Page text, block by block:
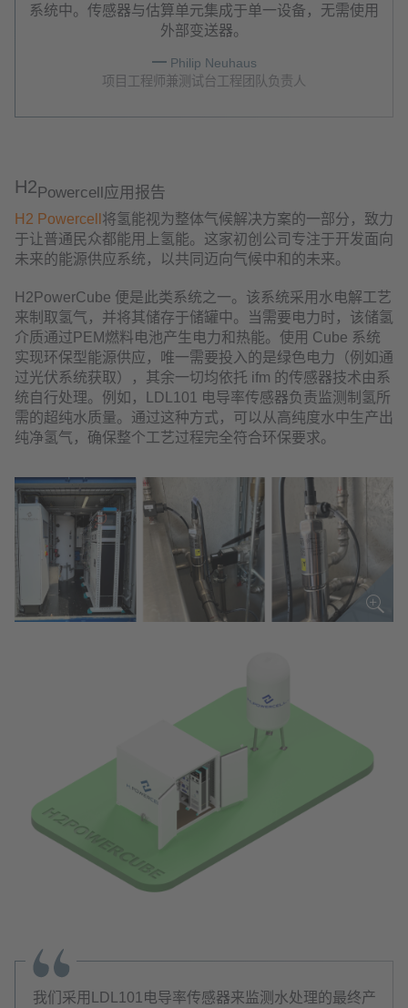
系统中。传感器与估算单元集成于单一设备，无需使用
外部变送器。
Philip Neuhaus
项目工程师兼测试台工程团队负责人
H2Powercell应用报告
H2 Powercell 将氢能视为整体气候解决方案的一部分，致力
于让普通民众都能用上氢能。这家初创公司专注于开发面向
未来的能源供应系统，以共同迈向气候中和的未来。
H2PowerCube 便是此类系统之一。该系统采用水电解工艺
来制取氢气，并将其储存于储罐中。当需要电力时，该储氢
介质通过PEM燃料电池产生电力和热能。使用 Cube 系统
实现环保型能源供应，唯一需要投入的是绿色电力（例如通
过光伏系统获取），其余一切均依托 ifm 的传感器技术由系
统自行处理。例如，LDL101 电导率传感器负责监测制氢所
需的超纯水质量。通过这种方式，可以从高纯度水中生产出
纯净氢气，确保整个工艺过程完全符合环保要求。
我们采用LDL101电导率传感器来监测水处理的最终产